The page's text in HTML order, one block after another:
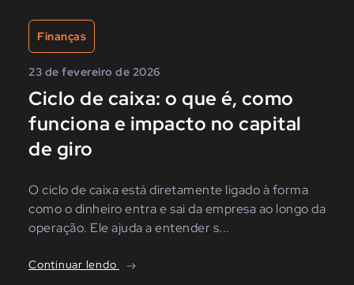
Finanças
23 de fevereiro de 2026
Ciclo de caixa: o que é, como
funciona e impacto no capital
de giro
O ciclo de caixa está diretamente ligado à forma
como o dinheiro entra e sai da empresa ao longo da
operação. Ele ajuda a entender s...
Continuar lendo